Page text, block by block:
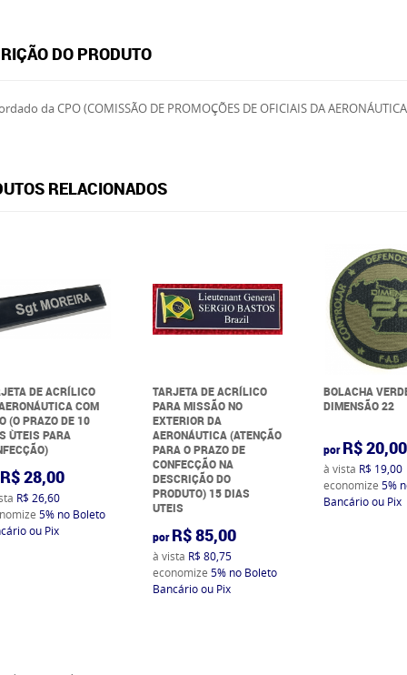
DO PRODUTO
da CPO (COMISSÃO DE PROMOÇÕES DE OFICIAIS DA
RELACIONADOS
DE ACRÍLICO
COM
(O PRAZO DE 10
ÙTEIS PARA
R$ 28,00
R$ 26,60
5% no Boleto
ou Pix
TARJETA DE ACRÍLICO
PARA MISSÃO NO
EXTERIOR DA
AERONÁUTICA (ATENÇÃO
PARA O PRAZO DE
CONFECÇÃO NA
DESCRIÇÃO DO
PRODUTO) 15 DIAS
UTEIS
por R$ 85,00
à vista R$ 80,75
economize 5% no Boleto
Bancário ou Pix
BOLACHA
DIMENSÃO 22
por R$ 20,00
à vista R$ 19,00
economize5%
Bancário ou Pix